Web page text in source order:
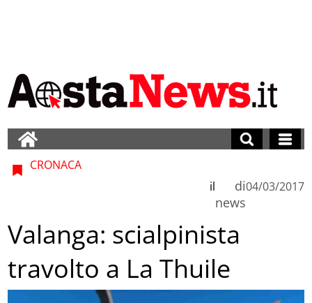
CRONACA
di
news
il 04/03/2017
Valanga: scialpinista
travolto a La Thuile